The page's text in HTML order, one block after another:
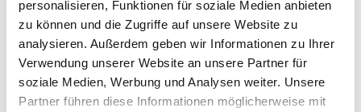
personalisieren, Funktionen für soziale Medien anbieten
zu können und die Zugriffe auf unsere Website zu
analysieren. Außerdem geben wir Informationen zu Ihrer
Verwendung unserer Website an unsere Partner für
soziale Medien, Werbung und Analysen weiter. Unsere
Partner führen diese Informationen möglicherweise mit
TG-B6/PT1000